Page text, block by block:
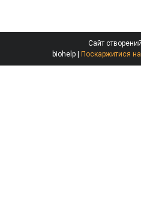
Сайт
biohelp | Поскаржитися на